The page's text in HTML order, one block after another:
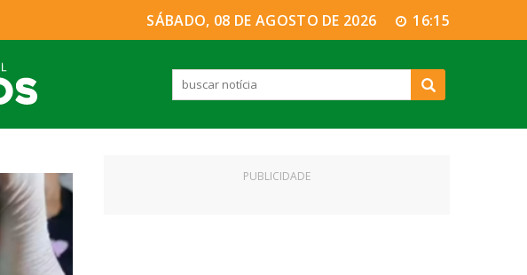
SÁBADO, 08 DE AGOSTO DE 2026 16:15
PUBLICIDADE